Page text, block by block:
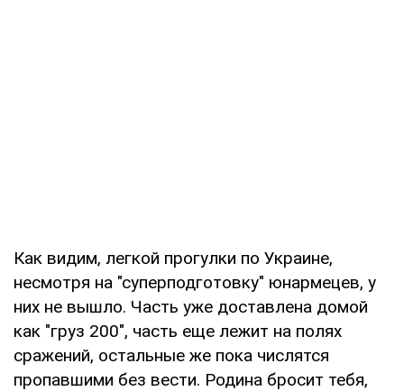
Как видим, легкой прогулки по Украине,
несмотря на "суперподготовку" юнармецев, у
них не вышло. Часть уже доставлена домой
как "груз 200", часть еще лежит на полях
сражений, остальные же пока числятся
пропавшими без вести. Родина бросит тебя,